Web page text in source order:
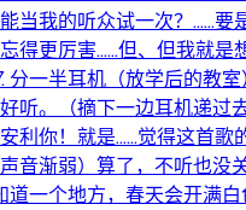
当我的听众试一次？……要
得更厉害……但、但我就是
分一半耳机（放学后的教
听。（摘下一边耳机递过
利你！就是……觉得这首歌
音渐弱）算了，不听也没
道一个地方，春天会开满